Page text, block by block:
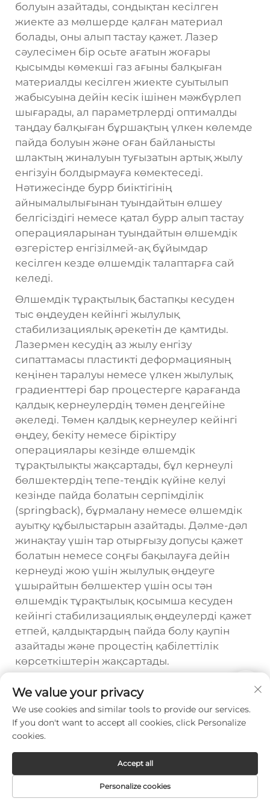
болуын азайтады, сондықтан кесілген
жиекте аз мөлшерде қалған материал
болады, оны алып тастау қажет. Лазер
сәулесімен бір осьте ағатын жоғары
қысымды көмекші газ ағыны балқыған
материалды кесілген жиекте суытылып
жабысуына дейін кесік ішінен мәжбүрлеп
шығарады, ал параметрлерді оптималды
таңдау балқыған бұршақтың үлкен көлемде
пайда болуын және оған байланысты
шлактың жиналуын туғызатын артық жылу
енгізуін болдырмауға көмектеседі.
Нәтижесінде бурр биіктігінің
айнымалылығынан туындайтын өлшеу
белгісіздігі немесе қатал бурр алып тастау
операцияларынан туындайтын өлшемдік
өзгерістер енгізілмей-ақ бұйымдар
кесілген кезде өлшемдік талаптарға сай
келеді.
Өлшемдік тұрақтылық бастапқы кесуден
тыс өңдеуден кейінгі жылулық
стабилизациялық әрекетін де қамтиды.
Лазермен кесудің аз жылу енгізу
сипаттамасы пластикті деформацияның
кеңінен таралуы немесе үлкен жылулық
градиенттері бар процестерге қарағанда
қалдық кернеулердің төмен деңгейіне
әкеледі. Төмен қалдық кернеулер кейінгі
өңдеу, бекіту немесе біріктіру
операциялары кезінде өлшемдік
тұрақтылықты жақсартады, бұл кернеулі
бөлшектердің тепе-теңдік күйіне келуі
кезінде пайда болатын серпімділік
(springback), бұрмалану немесе өлшемдік
ауытқу құбылыстарын азайтады. Дәлме-дәл
жинақтау үшін тар отырғызу допусы қажет
болатын немесе соңғы бақылауға дейін
кернеуді жою үшін жылулық өңдеуге
ұшырайтын бөлшектер үшін осы тән
өлшемдік тұрақтылық қосымша кесуден
кейінгі стабилизациялық өңдеулерді қажет
етпей, қалдықтардың пайда болу қаупін
азайтады және процестің қабілеттілік
көрсеткіштерін жақсартады.
Бағдарламалық қамтамасыз
ету интеграциясы және сапаны
қамтамасыз ету
CAD-тан кесуге дейінгі жұмыс
істеу құрылымының дәлдігі
Дизайн мақсатынан дайын бөлшекке
дейінгі цифрлық жұмыс үрдісі өндірістік
We value your privacy
We use cookies and similar tools to provide our services.
If you don't want to accept all cookies, click Personalize
cookies.
Personalize cookies
Accept all